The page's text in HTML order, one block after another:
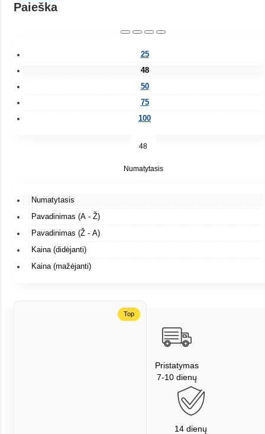
Paieška
25
48
50
75
100
48
Numatytasis
Numatytasis
Pavadinimas (A - Ž)
Pavadinimas (Ž - A)
Kaina (didėjanti)
Kaina (mažėjanti)
Top
Pristatymas
7-10 dienų
14 dienų